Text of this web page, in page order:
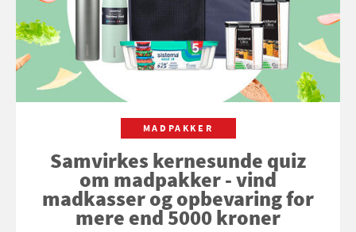
MADPAKKER
Samvirkes kernesunde quiz
om madpakker - vind
madkasser og opbevaring for
mere end 5000 kroner